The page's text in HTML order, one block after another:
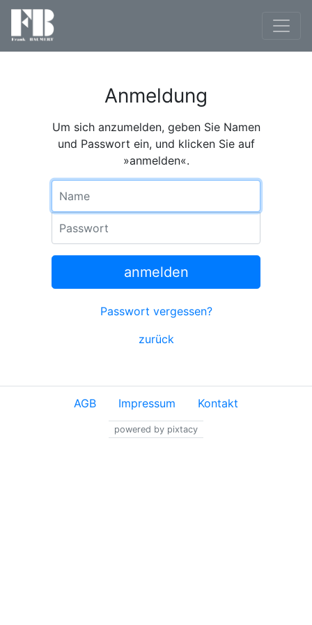
Anmeldung
Um sich anzumelden, geben Sie Namen
und Passwort ein, und klicken Sie auf
»anmelden«.
anmelden
Passwort vergessen?
zurück
AGB Impressum Kontakt
powered by pixtacy